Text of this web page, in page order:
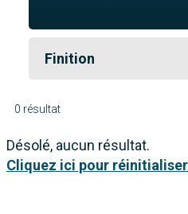
Finition
0 résultat
Désolé, aucun résultat.
Cliquez ici pour